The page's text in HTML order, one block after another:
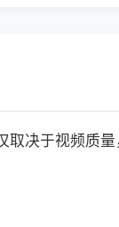
决于视频质